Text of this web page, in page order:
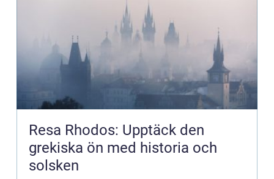
Resa Rhodos: Upptäck den
grekiska ön med historia och
solsken